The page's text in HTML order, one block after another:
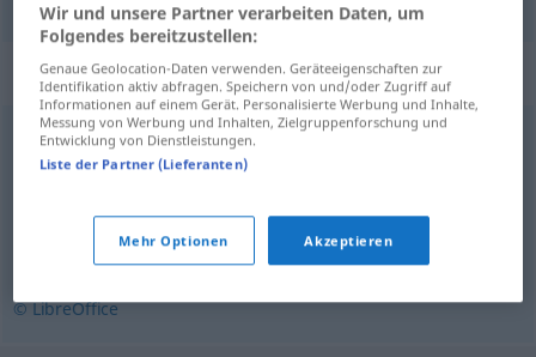
Synonyme für "innvending"
anke,gråt,innsigelse,klage
demonstrasjon,forbud,innsigelse,klage
nei,protest,stopp
© LibreOffice
Wir und unsere Partner verarbeiten Daten, um
Folgendes bereitzustellen:
Genaue Geolocation-Daten verwenden. Geräteeigenschaften zur
Identifikation aktiv abfragen. Speichern von und/oder Zugriff auf
Informationen auf einem Gerät. Personalisierte Werbung und Inhalte,
Messung von Werbung und Inhalten, Zielgruppenforschung und
Entwicklung von Dienstleistungen.
Liste der Partner (Lieferanten)
Mehr Optionen Akzeptieren